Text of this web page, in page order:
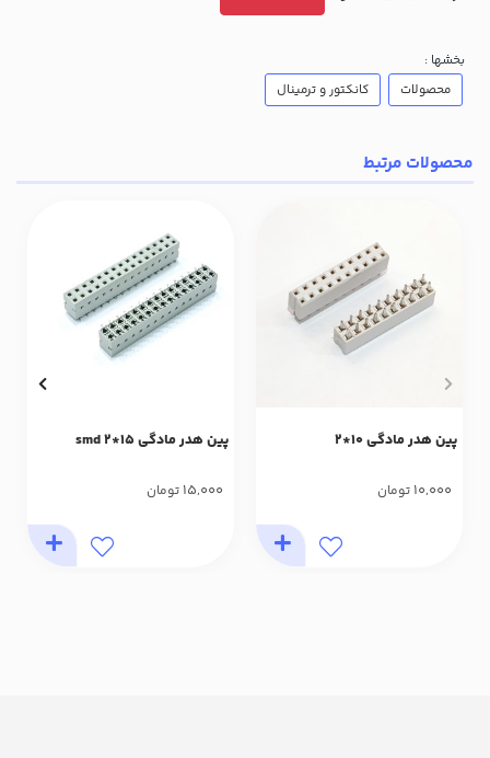
بخشها :
محصولات
کانکتور و ترمینال
محصولات مرتبط
پین هدر مادگی 10*2
10,000 تومان
پین هدر مادگی 15*2 smd
15,000 تومان